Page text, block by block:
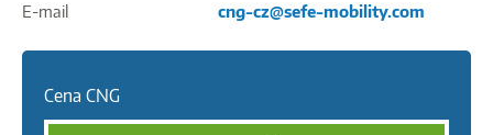
E-mail
cng-cz@sefe-mobility.com
Cena CNG